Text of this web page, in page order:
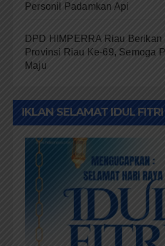
Personil Padamkan Api
DPD HIMPERRA Riau Berikan
Provinsi Riau Ke-69, Semoga
Maju
IKLAN SELAMAT IDUL